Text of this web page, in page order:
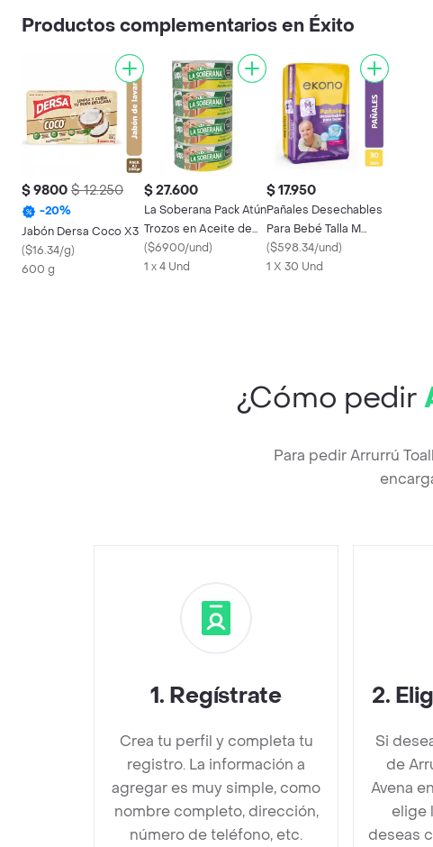
Productos complementarios en Éxito
$ 9800 $ 12.250
-20%
Jabón Dersa Coco X3
($16.34/g)
600 g
$ 27.600
La Soberana Pack Atún
Trozos en Aceite de
Soya
($6900/und)
1 x 4 Und
$ 17.950
Pañales Desechables
Para Bebé Talla M
Ekono
($598.34/und)
1 X 30 Und
¿Cómo pedir
Para pedir Arrurrú
1. Regístrate
Crea tu perfil y completa tu
registro. La información a
agregar es muy simple, como
nombre completo, dirección,
número de teléfono, etc.
2.
Si
de
Avena
elige
deseas